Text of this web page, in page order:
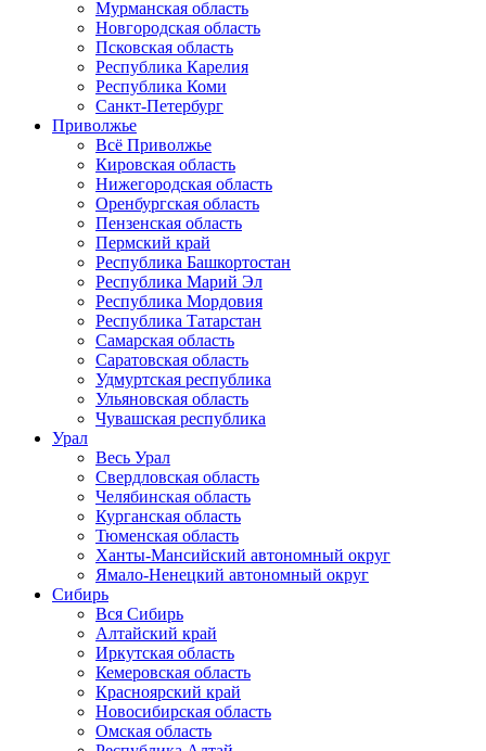
Мурманская область
Новгородская область
Псковская область
Республика Карелия
Республика Коми
Санкт-Петербург
Приволжье
Всё Приволжье
Кировская область
Нижегородская область
Оренбургская область
Пензенская область
Пермский край
Республика Башкортостан
Республика Марий Эл
Республика Мордовия
Республика Татарстан
Самарская область
Саратовская область
Удмуртская республика
Ульяновская область
Чувашская республика
Урал
Весь Урал
Свердловская область
Челябинская область
Курганская область
Тюменская область
Ханты-Мансийский автономный округ
Ямало-Ненецкий автономный округ
Сибирь
Вся Сибирь
Алтайский край
Иркутская область
Кемеровская область
Красноярский край
Новосибирская область
Омская область